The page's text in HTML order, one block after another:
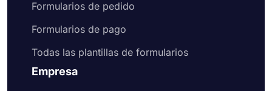
Formularios de pedido
Formularios de pago
Todas las plantillas de formularios
Empresa